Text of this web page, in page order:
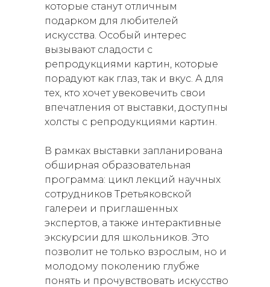
которые станут отличным
подарком для любителей
искусства. Особый интерес
вызывают сладости с
репродукциями картин, которые
порадуют как глаз, так и вкус. А для
тех, кто хочет увековечить свои
впечатления от выставки, доступны
холсты с репродукциями картин.
В рамках выставки запланирована
обширная образовательная
программа: цикл лекций научных
сотрудников Третьяковской
галереи и приглашенных
экспертов, а также интерактивные
экскурсии для школьников. Это
позволит не только взрослым, но и
молодому поколению глубже
понять и прочувствовать искусство